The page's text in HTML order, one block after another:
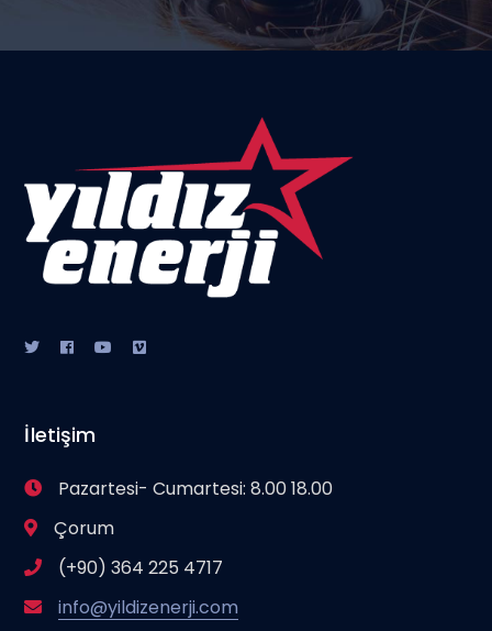
İletişim
Pazartesi- Cumartesi: 8.00 18.00
Çorum
(+90) 364 225 4717
info@yildizenerji.com